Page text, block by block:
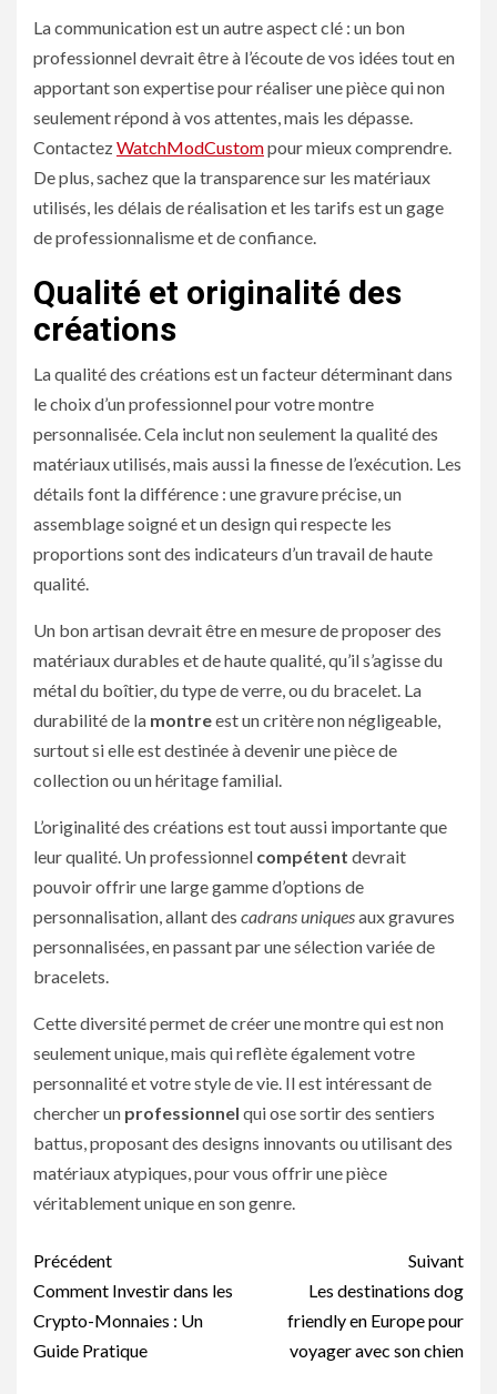
La communication est un autre aspect clé : un bon
professionnel devrait être à l’écoute de vos idées tout en
apportant son expertise pour réaliser une pièce qui non
seulement répond à vos attentes, mais les dépasse.
ContactezWatchModCustompour mieux comprendre.
De plus, sachez que la transparence sur les matériaux
utilisés, les délais de réalisation et les tarifs est un gage
de professionnalisme et de confiance.
Qualité et originalité des
créations
La qualité des créations est un facteur déterminant dans
le choix d’un professionnel pour votre montre
personnalisée. Cela inclut non seulement la qualité des
matériaux utilisés, mais aussi la finesse de l’exécution. Les
détails font la différence : une gravure précise, un
assemblage soigné et un design qui respecte les
proportions sont des indicateurs d’un travail de haute
qualité.
Un bon artisan devrait être en mesure de proposer des
matériaux durables et de haute qualité, qu’il s’agisse du
métal du boîtier, du type de verre, ou du bracelet. La
durabilité de la montreest un critère non négligeable,
surtout si elle est destinée à devenir une pièce de
collection ou un héritage familial.
L’originalité des créations est tout aussi importante que
leur qualité. Un professionnel compétent devrait
pouvoir offrir une large gamme d’options de
personnalisation, allant des cadrans uniquesaux gravures
personnalisées, en passant par une sélection variée de
bracelets.
Cette diversité permet de créer une montre qui est non
seulement unique, mais qui reflète également votre
personnalité et votre style de vie. Il est intéressant de
chercher un professionnel qui ose sortir des sentiers
battus, proposant des designs innovants ou utilisant des
matériaux atypiques, pour vous offrir une pièce
véritablement unique en son genre.
Navigation
d’article
Précédent
Comment Investir dans les
Crypto-Monnaies : Un
Guide Pratique
Suivant
Les destinations dog
friendly en Europe pour
voyager avec son chien